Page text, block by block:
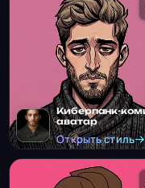
Киберпанк-
аватар
Открыть стиль